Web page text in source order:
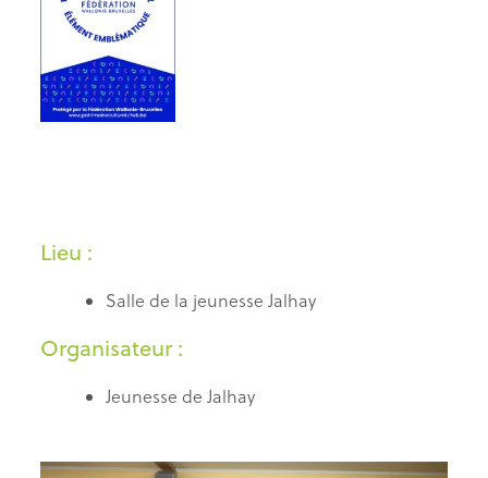
Lieu :
Salle de la jeunesse Jalhay
Organisateur :
Jeunesse de Jalhay